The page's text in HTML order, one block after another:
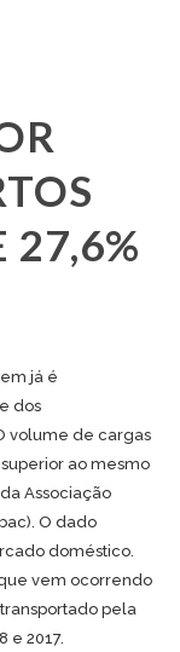
27,6%
já é
dos
volume de cargas
ao mesmo
Associação
O dado
doméstico.
vem ocorrendo
pela
e 2017.